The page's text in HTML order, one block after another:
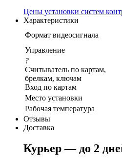
Цены установки систем
Характеристики
Формат видеосигнала
Управление
?
Считыватель по картам,
брелкам, ключам
Вход по картам
Место установки
Рабочая температура
Отзывы
Доставка
Курьер — до 2